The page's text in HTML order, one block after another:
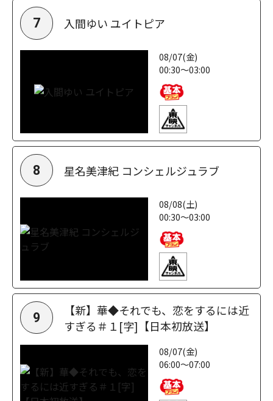
7 入間ゆい ユイトピア
08/07(金)
00:30～03:00
8 星名美津紀 コンシェルジュラブ
08/08(土)
00:30～03:00
9
【新】華◆それでも、恋をするには近
すぎる＃１[字]【日本初放送】
08/07(金)
06:00～07:00